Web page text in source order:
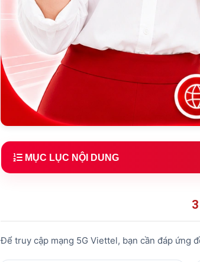
MỤC LỤC NỘI DUNG
4. Hướng dẫn đổi SIM qua My Viettel
Để truy cập mạng 5G Viettel, bạn cần đáp ứng